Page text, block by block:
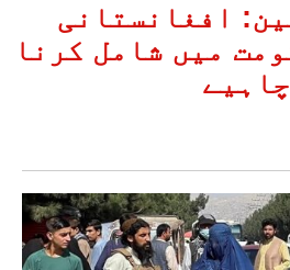
افغانستانی
میں شامل کرنا
چاہیے